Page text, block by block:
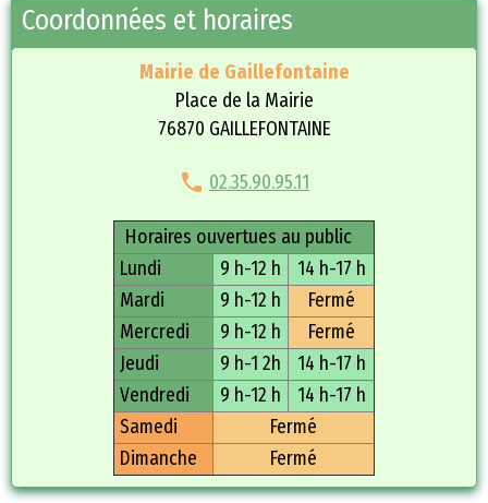
Coordonnées et horaires
Mairie de Gaillefontaine
Place de la Mairie
76870 GAILLEFONTAINE
02.35.90.95.11
Horaires ouvertues au public
Lundi 9 h-12 h
14 h-17 h
Mardi
9 h-12 h
Fermé
Mercredi
9 h-12 h
Fermé
Jeudi
9 h-1 2h
14 h-17 h
Vendredi
9 h-12 h
14 h-17 h
Samedi
Fermé
Dimanche
Fermé